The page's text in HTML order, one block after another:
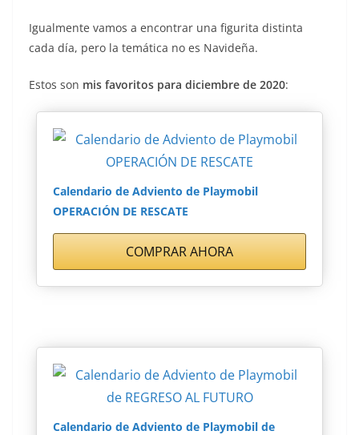
Igualmente vamos a encontrar una figurita distinta
cada día, pero la temática no es Navideña.
Estos son mis favoritos para diciembre de 2020:
Calendario de Adviento de Playmobil
OPERACIÓN DE RESCATE
COMPRAR AHORA
Calendario de Adviento de Playmobil de